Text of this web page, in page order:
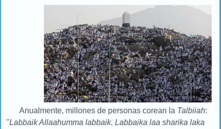
Anualmente, millones de personas corean la Talbiiah:
"Labbaik Allaahumma labbaik. Labbaika laa sharika laka